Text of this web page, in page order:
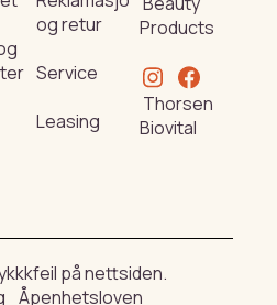
og retur
Service
Leasing
Products
Thorsen
Biovital
på nettsiden.
Åpenhetsloven